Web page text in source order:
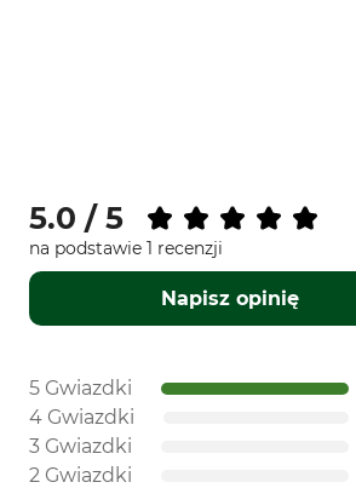
5.0 / 5
na podstawie 1 recenzji
Napisz opinię
5 Gwiazdki
4 Gwiazdki
3 Gwiazdki
2 Gwiazdki